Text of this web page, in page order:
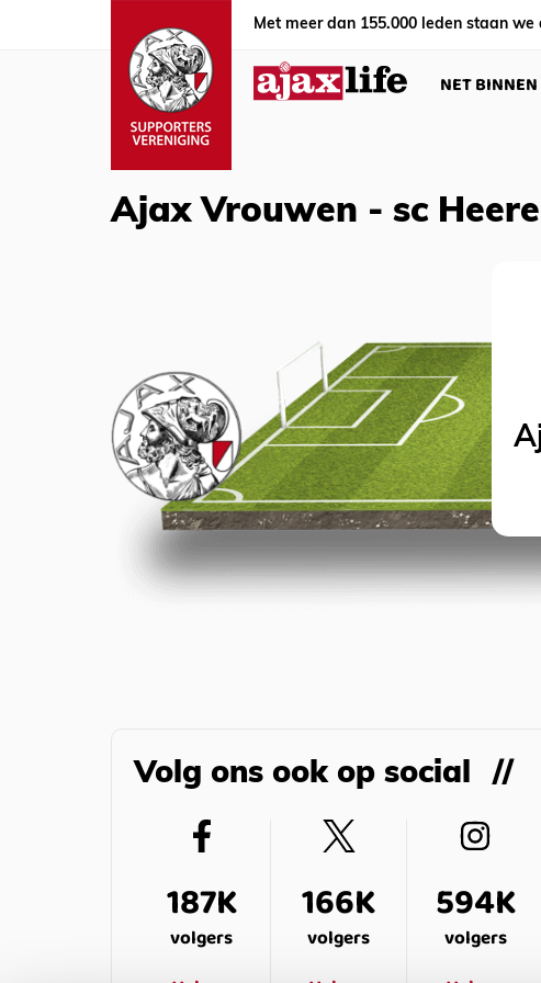
Met meer dan 155.000 leden staan we
NET BINNEN
Ajax Vrouwen - sc
Volg ons ook op social
187K
volgers
166K
volgers
594K
volgers